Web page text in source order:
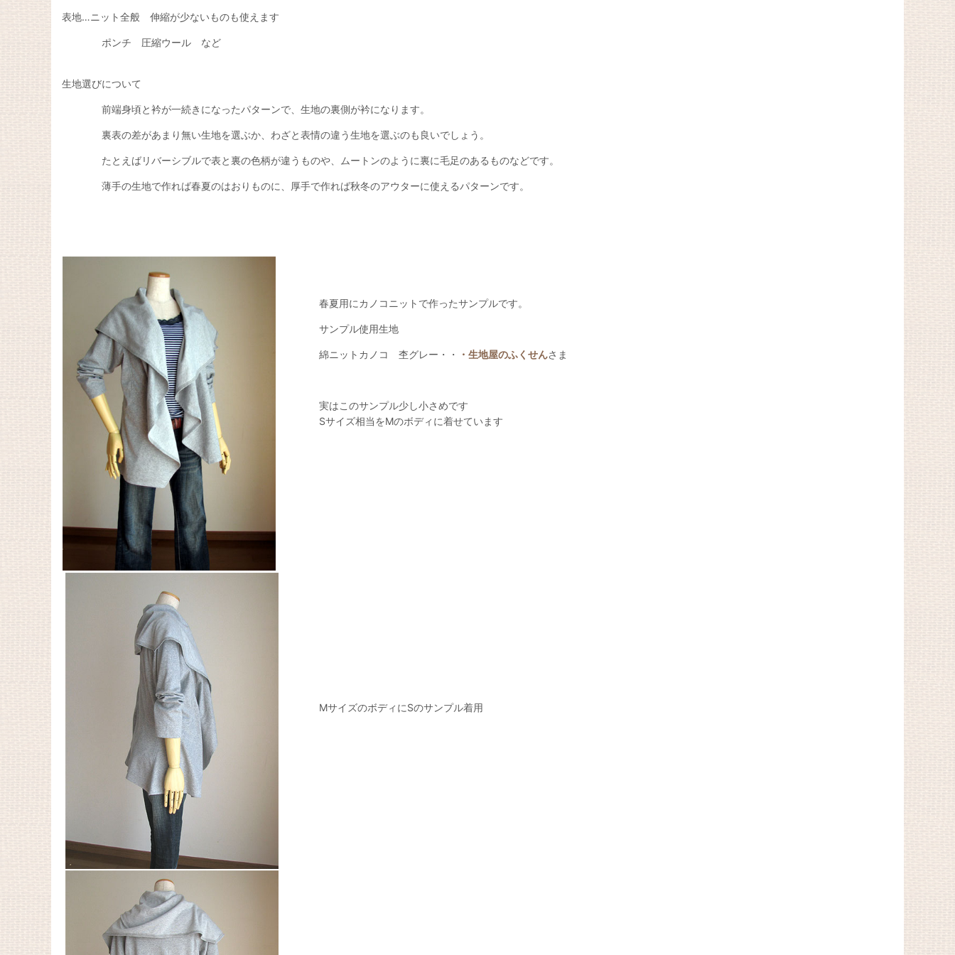
表地…ニット全般 伸縮が少ないものも使えます
ポンチ 圧縮ウール など
生地選びについて
前端身頃と衿が一続きになったパターンで、生地の裏側が衿になります。
裏表の差があまり無い生地を選ぶか、わざと表情の違う生地を選ぶのも良いでしょう。
たとえばリバーシブルで表と裏の色柄が違うものや、ムートンのように裏に毛足のあるものなどです。
薄手の生地で作れば春夏のはおりものに、厚手で作れば秋冬のアウターに使えるパターンです。
春夏用にカノコニットで作ったサンプルです。
サンプル使用生地
綿ニットカノコ 杢グレー・・ ・生地屋のふくせんさま
実はこのサンプル少し小さめです
Sサイズ相当をMのボディに着せています
MサイズのボディにSのサンプル着用